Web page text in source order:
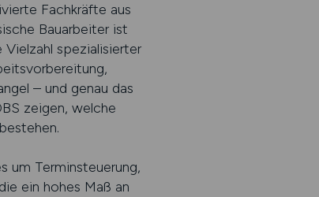
Fachkräfte aus
Bauarbeiter ist
spezialisierter
– und genau das
zeigen, welche
um Terminsteuerung,
ein hohes Maß an